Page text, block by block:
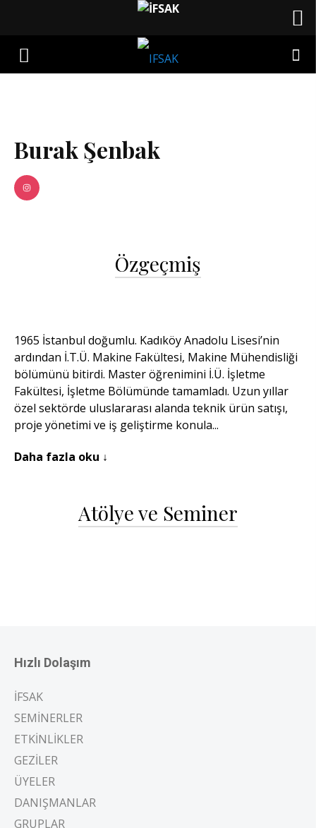
Burak Şenbak
Özgeçmiş
1965 İstanbul doğumlu. Kadıköy Anadolu Lisesi’nin
ardından İ.T.Ü. Makine Fakültesi, Makine Mühendisliği
bölümünü bitirdi. Master öğrenimini İ.Ü. İşletme
Fakültesi, İşletme Bölümünde tamamladı. Uzun yıllar
özel sektörde uluslararası alanda teknik ürün satışı,
proje yönetimi ve iş geliştirme konula...
Daha fazla oku ↓
Atölye ve Seminer
Hızlı Dolaşım
İFSAK
SEMİNERLER
ETKİNLİKLER
GEZİLER
ÜYELER
DANIŞMANLAR
GRUPLAR